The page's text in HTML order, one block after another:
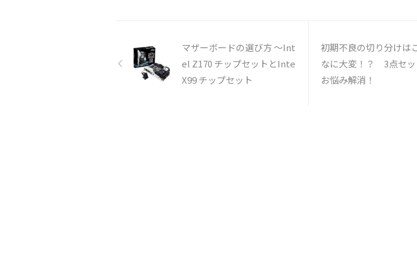
マザーボードの選び方 ～Int
el Z170 チップセットとInte
X99 チップセット
初期不良の切り分けは
なに大変！？ 3点セッ
お悩み解消！